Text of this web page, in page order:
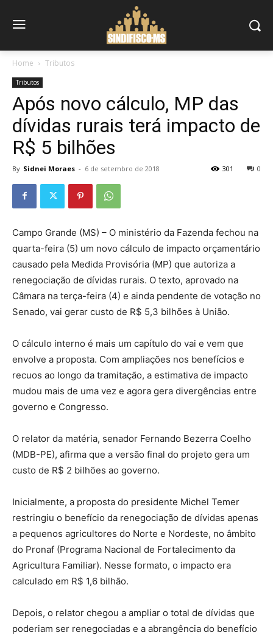
Home Tributos
Tributos
Após novo cálculo, MP das
dívidas rurais terá impacto de
R$ 5 bilhões
By Sidnei Moraes - 6 de setembro de 2018 0
301
Campo Grande (MS) – O ministério da Fazenda fechou na
quarta-feira (5) um novo cálculo de impacto orçamentário
causado pela Medida Provisória (MP) que autoriza a
renegociação de dívidas rurais. O texto, aprovado na
Câmara na terça-feira (4) e ainda pendente de votação no
Senado, vai gerar custo de R$ 5,3 bilhões à União.
O cálculo interno é mais um capítulo do vai e vem que
envolve a proposta. Com ampliações nos benefícios e
recuos ao longo da tramitação, a estimativa de impacto
mudou mais de uma vez e agora gera divergências entre
governo e Congresso.
O relator da matéria, senador Fernando Bezerra Coelho
(MDB-PE), afirma que a versão final do projeto gera um
custo de R$ 2 bilhões ao governo.
Inicialmente, a proposta do presidente Michel Temer
restringiu o benefício da renegociação de dívidas apenas
a pequenos agricultores do Norte e Nordeste, no âmbito
do Pronaf (Programa Nacional de Fortalecimento da
Agricultura Familiar). Nesse formato, o impacto era
calculado em R$ 1,6 bilhão.
Depois, o relator chegou a ampliar o total de dívidas que
poderiam ser renegociadas e a abrangência do benefício